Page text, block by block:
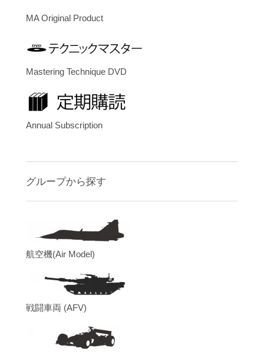
MA Original Product
Mastering Technique DVD
Annual Subscription
グループから探す
航空機(Air Model)
戦闘車両 (AFV)